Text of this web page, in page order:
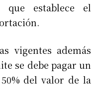
que establece el
vigentes además
se debe pagar un
del valor de la